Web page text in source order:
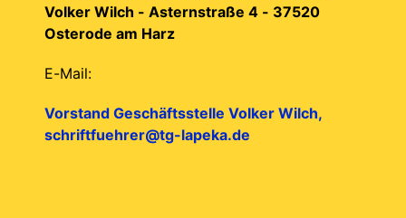
Volker Wilch - Asternstraße 4 - 37520
Osterode am Harz
E-Mail:
Vorstand Geschäftsstelle Volker Wilch,
schriftfuehrer@tg-lapeka.de